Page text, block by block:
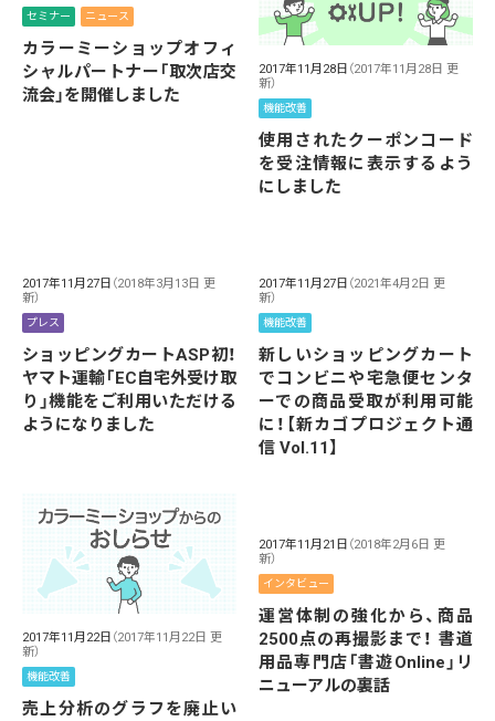
セミナー ニュース
カラーミーショップオフィ
シャルパートナー「取次店交
流会」を開催しました
2017年11月28日 （2017年11月28日 更
新）
機能改善
使用されたクーポンコード
を受注情報に表示するよう
にしました
2017年11月27日 （2018年3月13日 更
新）
プレス
ショッピングカートASP初！
ヤマト運輸「EC自宅外受け取
り」機能をご利用いただける
ようになりました
2017年11月27日 （2021年4月2日 更
新）
機能改善
新しいショッピングカート
でコンビニや宅急便センタ
ーでの商品受取が利用可能
に！【新カゴプロジェクト通
信 Vol.11】
2017年11月22日 （2017年11月22日 更
新）
機能改善
売上分析のグラフを廃止い
2017年11月21日 （2018年2月6日 更
新）
インタビュー
運営体制の強化から、商品
2500点の再撮影まで！ 書道
用品専門店「書遊Online」リ
ニューアルの裏話